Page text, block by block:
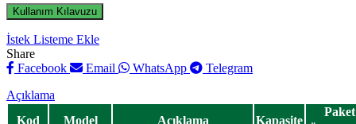
Kullanım Kılavuzu
İstek Listeme Ekle
Share
Facebook
Email WhatsApp
Telegram
Açıklama
Kod
Model Açıklama Kapasite
Paket